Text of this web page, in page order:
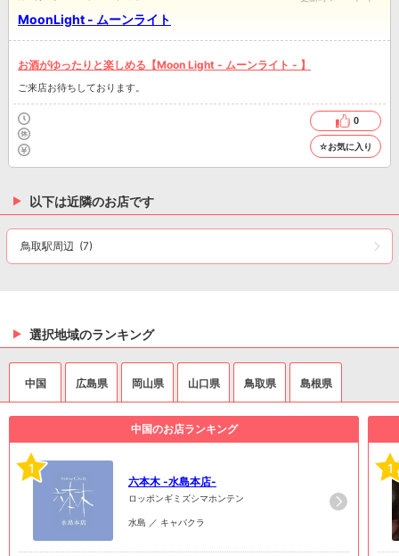
MoonLight - ムーンライト
お酒がゆったりと楽しめる【Moon Light - ムーンライト - 】
ご来店お待ちしております。
0
☆お気に入り
以下は近隣のお店です
鳥取駅周辺 (7)
選択地域のランキング
中国 広島県 岡山県 山口県 鳥取県 島根県
中国のお店ランキング
1
六本木 -水島本店-
ロッポンギミズシマホンテン
水島 ／ キャバクラ
1